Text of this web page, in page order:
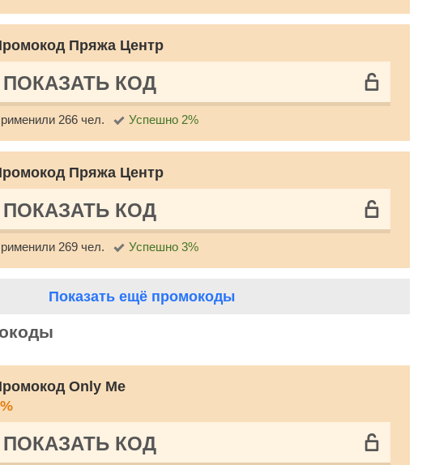
Пряжа Центр
ПОКАЗАТЬ КОД
266 чел. Успешно 2%
Пряжа Центр
ПОКАЗАТЬ КОД
269 чел. Успешно 3%
Показать ещё промокоды
Only Me
ПОКАЗАТЬ КОД